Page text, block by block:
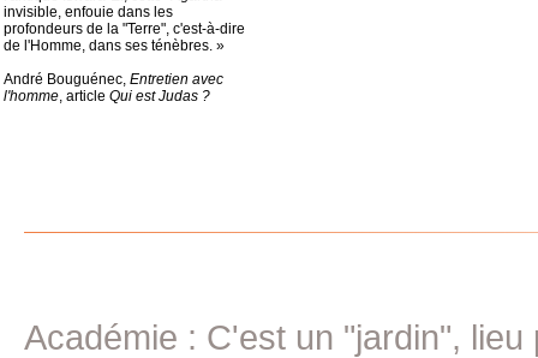
invisible, enfouie dans les
profondeurs de la "Terre", c'est-à-dire
de l'Homme, dans ses ténèbres. »
André Bouguénec, Entretien avec
l'homme, article Qui est Judas ?
Académie : C'est un "jardin", lieu